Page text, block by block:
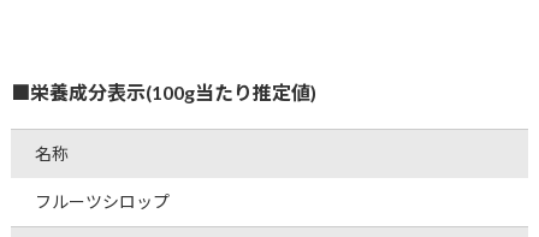
■栄養成分表示(100g当たり推定値)
名称
フルーツシロップ